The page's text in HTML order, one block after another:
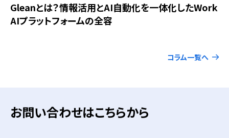
Gleanとは？情報活用とAI自動化を一体化したWork
AIプラットフォームの全容
コラム一覧へ
お問い合わせはこちらから